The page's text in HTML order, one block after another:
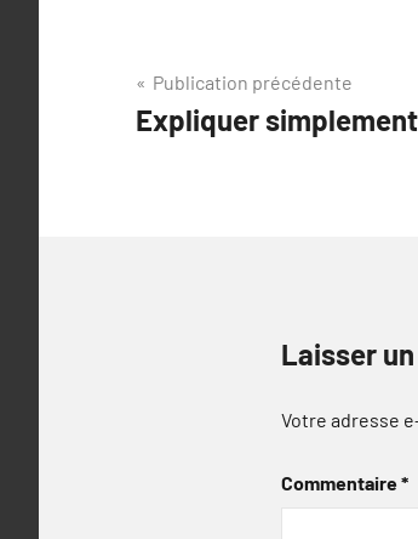
Navigation
de
Publication précédente
Expliquer
Laisser
Votre adresse
Commentaire*